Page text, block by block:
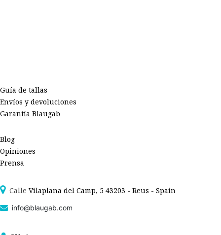
Guía de tallas
Envíos y devoluciones
Garantía Blaugab
Blog
Opiniones
Prensa
Calle Vilaplana del Camp, 5 43203 - Reus - Spain
info@blaugab.com